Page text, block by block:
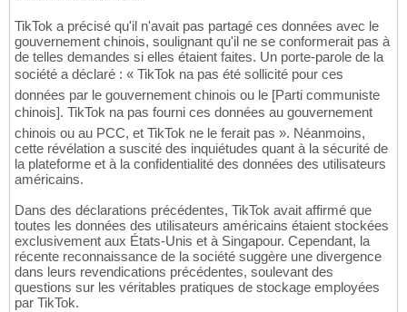
TikTok a précisé qu'il n'avait pas partagé ces données avec le
gouvernement chinois, soulignant qu'il ne se conformerait pas à
de telles demandes si elles étaient faites. Un porte-parole de la
société a déclaré : « TikTok na pas été sollicité pour ces
données par le gouvernement chinois ou le [Parti communiste
chinois]. TikTok na pas fourni ces données au gouvernement
chinois ou au PCC, et TikTok ne le ferait pas ». Néanmoins,
cette révélation a suscité des inquiétudes quant à la sécurité de
la plateforme et à la confidentialité des données des utilisateurs
américains.
Dans des déclarations précédentes, TikTok avait affirmé que
toutes les données des utilisateurs américains étaient stockées
exclusivement aux États-Unis et à Singapour. Cependant, la
récente reconnaissance de la société suggère une divergence
dans leurs revendications précédentes, soulevant des
questions sur les véritables pratiques de stockage employées
par TikTok.